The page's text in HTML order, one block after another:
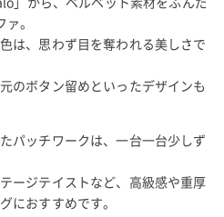
。
は、思わず目を奪われる美しさで
のボタン留めといったデザインも
パッチワークは、一台一台少しず
ージテイストなど、高級感や重厚
におすすめです。